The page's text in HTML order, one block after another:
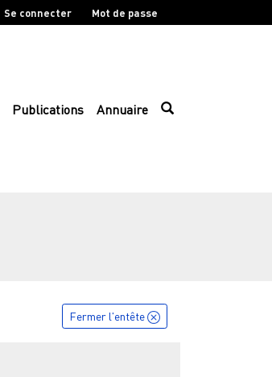
Se connecter Mot de passe
Publications Annuaire
Fermer l'entête